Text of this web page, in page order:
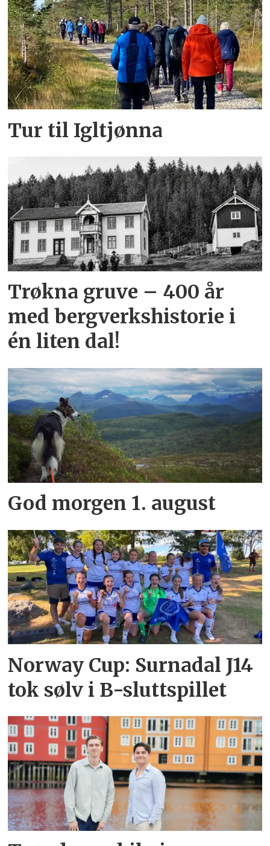
Tur til Igltjønna
Trøkna gruve – 400 år
med bergverkshistorie i
én liten dal!
God morgen 1. august
Norway Cup: Surnadal J14
tok sølv i B-sluttspillet